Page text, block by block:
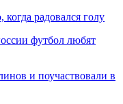
радовался голу
футбол любят
и поучаствовали в